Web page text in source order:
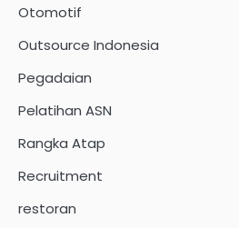
Otomotif
Outsource Indonesia
Pegadaian
Pelatihan ASN
Rangka Atap
Recruitment
restoran